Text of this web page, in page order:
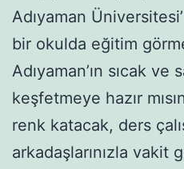
Adıyaman
bir okulda eğitim
Adıyaman’ın sıcak ve
keşfetmeye hazır
renk katacak, ders
arkadaşlarınızla vakit